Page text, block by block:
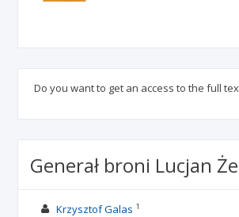
Do you want to get an access to the full
Generał broni Lucjan
Krzysztof Galas 1